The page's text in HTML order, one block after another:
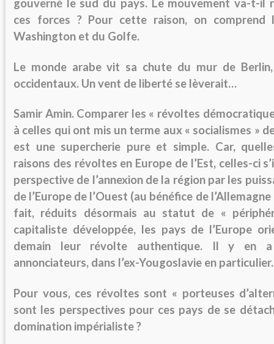
gouverné le sud du pays. Le mouvement va-t-il
ces forces ? Pour cette raison, on comprend
Washington et du Golfe.
Le monde arabe vit sa chute du mur de
occidentaux. Un vent de liberté se lèverait…
Samir Amin.Comparer les « révoltes
à celles qui ont mis un terme aux « socialismes »
est une supercherie pure et simple. Car,
raisons des révoltes en Europe de l’Est, celles-ci
perspective de l’annexion de la région par les
de l’Europe de l’Ouest (au bénéfice de
fait, réduits désormais au statut de «
capitaliste développée, les pays de l’Europe
demain leur révolte authentique. Il y en
annonciateurs, dans l’ex-Yougoslavie en particulier.
Pour vous, ces révoltes sont « porteuses
sont les perspectives pour ces pays de se
domination impérialiste ?